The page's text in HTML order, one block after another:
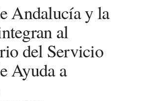
Andalucía y la
al
del Servicio
Ayuda a